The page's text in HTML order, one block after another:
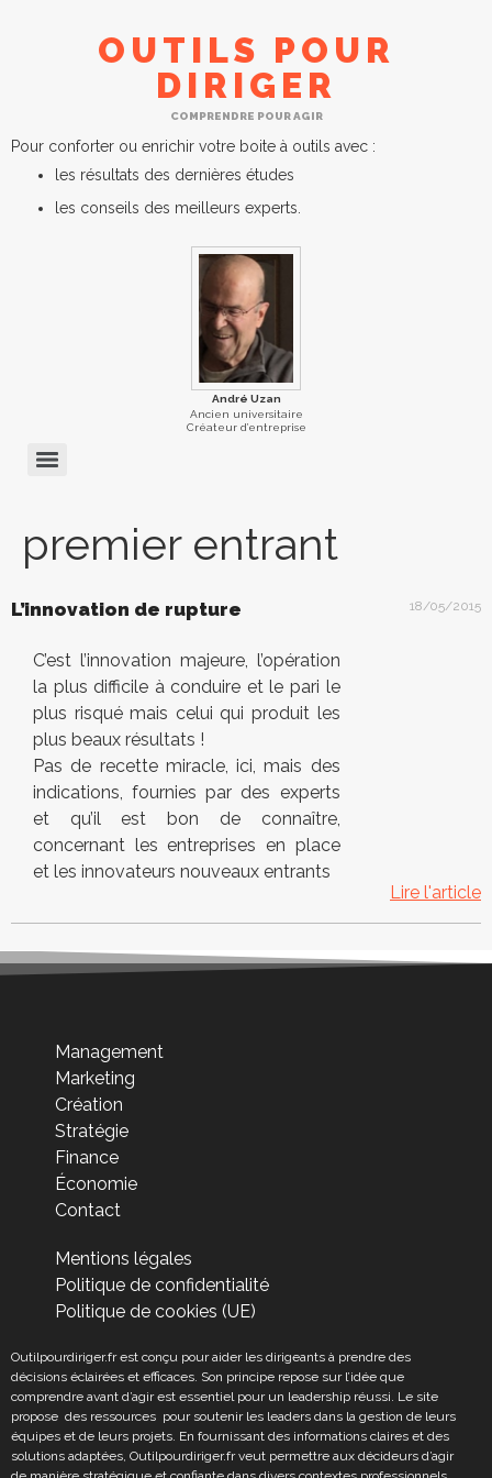
OUTILS POUR
DIRIGER
COMPRENDRE POUR AGIR
Pour conforter ou enrichir votre boite à outils avec :
les résultats des dernières études
les conseils des meilleurs experts.
André Uzan
Ancien universitaire
Créateur d’entreprise
premier entrant
L’innovation de rupture 18/05/2015
C’est l’innovation majeure, l’opération
la plus difficile à conduire et le pari le
plus risqué mais celui qui produit les
plus beaux résultats !
Pas de recette miracle, ici, mais des
indications, fournies par des experts
et qu’il est bon de connaître,
concernant les entreprises en place
et les innovateurs nouveaux entrants
Lire l'article
Management
Marketing
Création
Stratégie
Finance
Économie
Contact
Mentions légales
Politique de confidentialité
Politique de cookies (UE)
Outilpourdiriger.fr est conçu pour aider les dirigeants à prendre des
décisions éclairées et efficaces. Son principe repose sur l’idée que
comprendre avant d’agir est essentiel pour un leadership réussi. Le site
propose des ressources pour soutenir les leaders dans la gestion de leurs
équipes et de leurs projets. En fournissant des informations claires et des
solutions adaptées, Outilpourdiriger.fr veut permettre aux décideurs d’agir